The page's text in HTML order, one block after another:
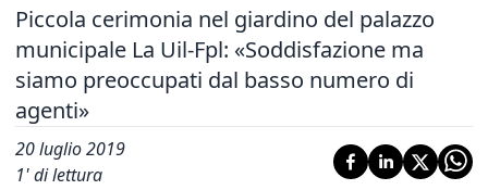
Piccola cerimonia nel giardino del palazzo
municipale La Uil-Fpl: «Soddisfazione ma
siamo preoccupati dal basso numero di
agenti»
20 luglio 2019
1' di lettura